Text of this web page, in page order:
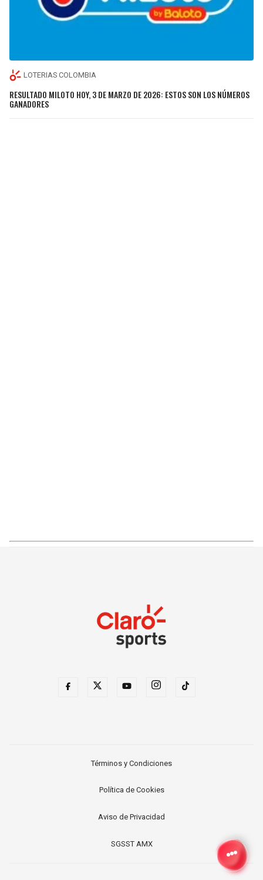
LOTERIAS COLOMBIA
RESULTADO MILOTO HOY, 3 DE MARZO DE 2026: ESTOS SON LOS NÚMEROS
GANADORES
Términos y Condiciones
Política de Cookies
Aviso de Privacidad
SGSST AMX